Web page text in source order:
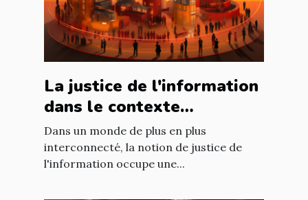
La justice de l'information
dans le contexte
international : enjeux et
défis
Dans un monde de plus en plus
interconnecté, la notion de justice de
l'information occupe une...